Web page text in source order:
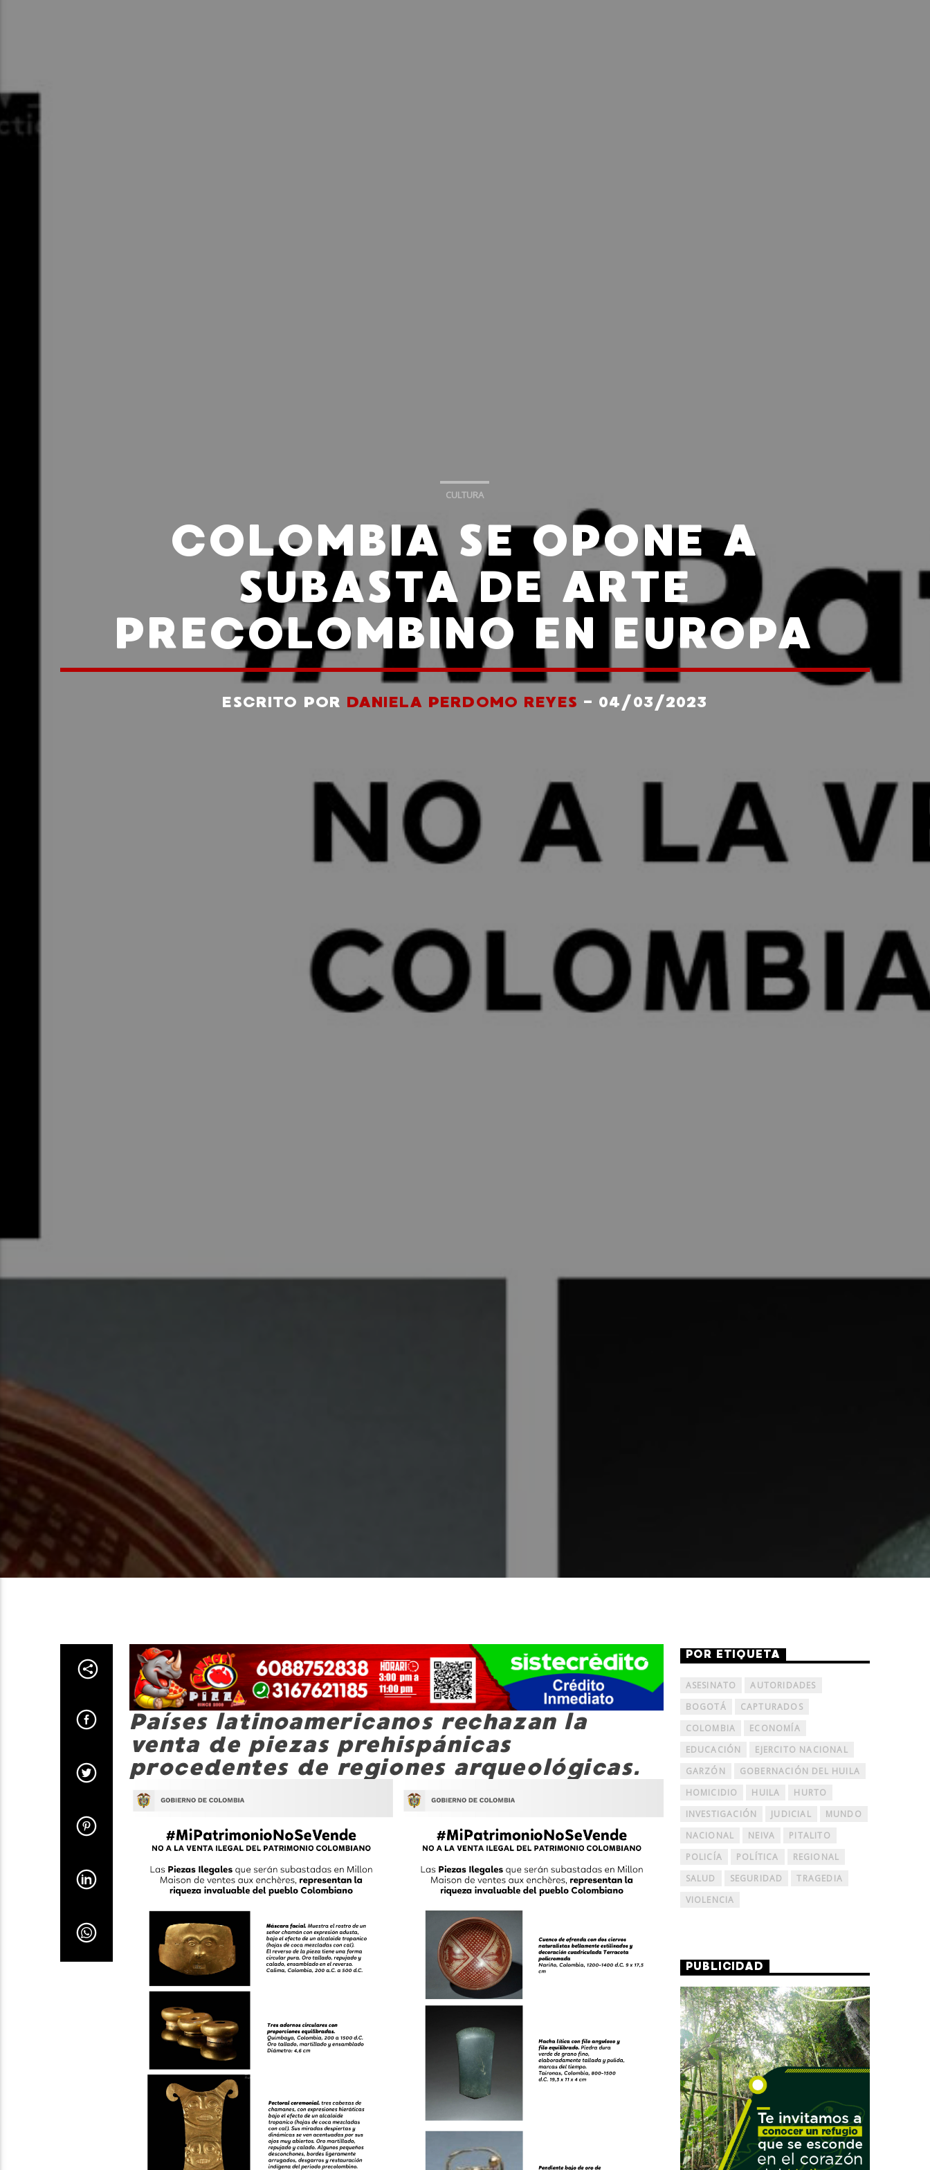
CULTURA
COLOMBIA SE OPONE A
SUBASTA DE ARTE
PRECOLOMBINO EN EUROPA
ESCRITO POR DANIELA PERDOMO REYES - 04/03/2023
Países latinoamericanos rechazan la
venta de piezas prehispánicas
procedentes de regiones arqueológicas.
POR ETIQUETA
ASESINATO
AUTORIDADES
BOGOTÁ
CAPTURADOS
COLOMBIA
ECONOMÍA
EDUCACIÓN
EJERCITO NACIONAL
GARZÓN
GOBERNACIÓN DEL HUILA
HOMICIDIO
HUILA
HURTO
INVESTIGACIÓN
JUDICIAL
MUNDO
NACIONAL
NEIVA
PITALITO
POLICÍA
POLÍTICA
REGIONAL
SALUD
SEGURIDAD
TRAGEDIA
VIOLENCIA
PUBLICIDAD